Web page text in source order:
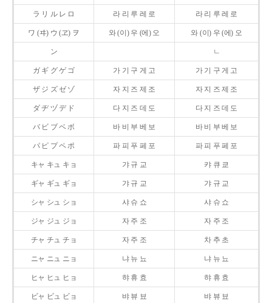
ラ リ ル レ ロ 라 리 루 레 로 라 리 루 레 로
ワ (ヰ) ウ (ヱ) ヲ 와 (이) 우 (에) 오 와 (이) 우 (에) 오
ン ㄴ
ガ ギ グ ゲ ゴ 가 기 구 게 고 가 기 구 게 고
ザ ジ ズ ゼ ゾ 자 지 즈 제 조 자 지 즈 제 조
ダ ヂ ヅ デ ド 다 지 즈 데 도 다 지 즈 데 도
バ ビ ブ ベ ボ 바 비 부 베 보 바 비 부 베 보
パ ピ プ ペ ポ 파 피 푸 페 포 파 피 푸 페 포
キャ キュ キョ 갸 규 교 캬 큐 쿄
ギャ ギュ ギョ 갸 규 교 갸 규 교
シャ シュ ショ 샤 슈 쇼 샤 슈 쇼
ジャ ジュ ジョ 자 주 조 자 주 조
チャ チュ チョ 자 주 조 차 추 초
ニャ ニュ ニョ 냐 뉴 뇨 냐 뉴 뇨
ヒャ ヒュ ヒョ 햐 휴 효 햐 휴 효
ビャ ビュ ビョ 뱌 뷰 뵤 뱌 뷰 뵤